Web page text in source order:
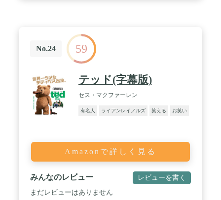
No.24 59
テッド(字幕版)
セス・マクファーレン
有名人 ライアンレイノルズ 笑える お笑い
Amazonで詳しく見る
みんなのレビュー レビューを書く
まだレビューはありません